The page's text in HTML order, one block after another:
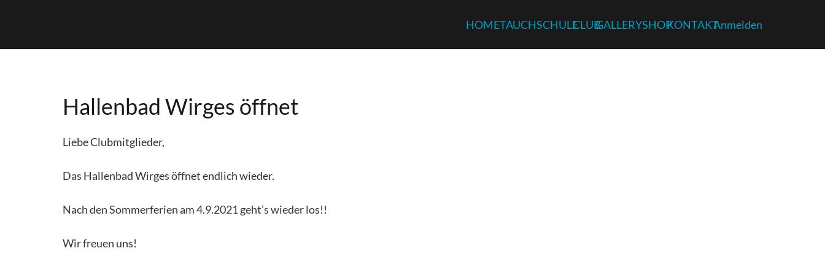
HOMETAUCHSCHULECLUBGALLERYSHOPKONTAKTAnmelden
Hallenbad Wirges öffnet
Liebe Clubmitglieder,
Das Hallenbad Wirges öffnet endlich wieder.
Nach den Sommerferien am 4.9.2021 geht’s wieder los!!
Wir freuen uns!